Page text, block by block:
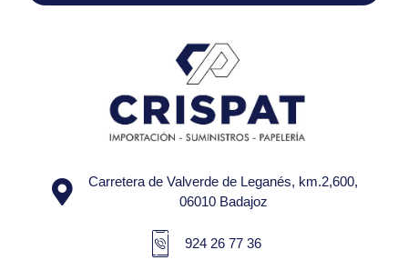
Carretera de Valverde de Leganés, km.2,600,
06010 Badajoz
924 26 77 36